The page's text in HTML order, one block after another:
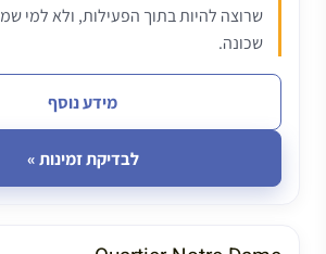
שרוצה להיות בתוך הפעילות, ולא למי
שכונה.
מידע נוסף
לבדיקת זמינות »